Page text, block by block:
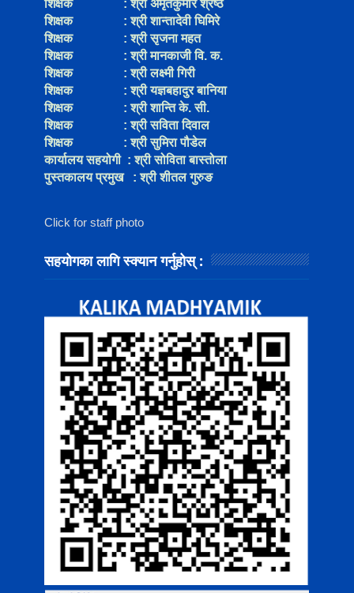
शिक्षक :श्री अमृतकुमार श्रेष्ठ
शिक्षक
:श्री शान्तादेवी घिमिरे
शिक्षक
:श्री सृजना महत
शिक्षक
:श्री मानकाजी वि. क.
शिक्षक
:श्री लक्ष्मी गिरी
शिक्षक
:श्री यज्ञबहादुर बानिया
शिक्षक
:श्री शान्ति के. सी.
शिक्षक
:श्री सविता दिवाल
शिक्षक
:श्री सुमिरा पौडेल
कार्यालय सहयोगी :श्री सोविता बास्तोला
पुस्तकालय प्रमुख
:श्री शीतल गुरुङ
Click for staff photo
सहयोगका लागि स्क्यान गर्नुहोस् :